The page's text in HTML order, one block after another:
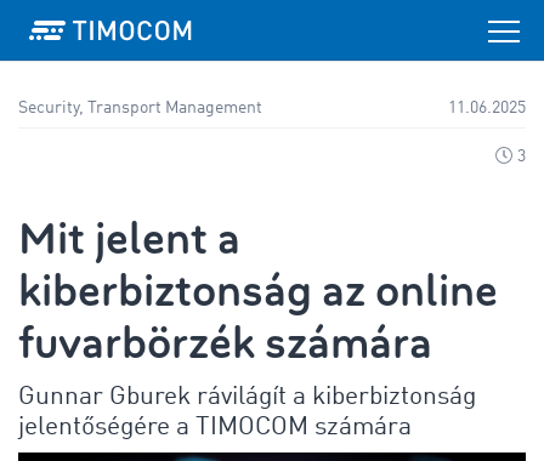
Security, Transport Management 11.06.2025
3
Mit jelent a
kiberbiztonság az online
fuvarbörzék számára
Gunnar Gburek rávilágít a kiberbiztonság
jelentőségére a TIMOCOM számára